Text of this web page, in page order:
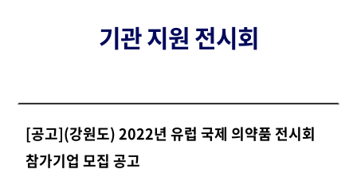
기관 지원 전시회
[공고](강원도) 2022년 유럽 국제 의약품 전시회
참가기업 모집 공고